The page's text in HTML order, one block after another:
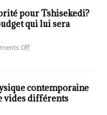
pour Tshisekedi?
qui lui sera
Off
contemporaine
vides différents